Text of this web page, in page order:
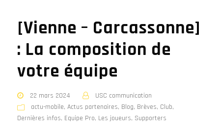
[Vienne – Carcassonne]
: La composition de
votre équipe
22 mars 2024
USC communication
actu-mobile, Actus partenaires, Blog, Brèves, Club,
Dernières infos, Equipe Pro, Les joueurs, Supporters